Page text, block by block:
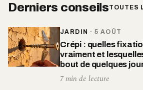
Derniers conseilsTOUTES
JARDIN · 5 AOÛT
Crépi : quelles
vraiment et
bout de quelques
7 min de lecture